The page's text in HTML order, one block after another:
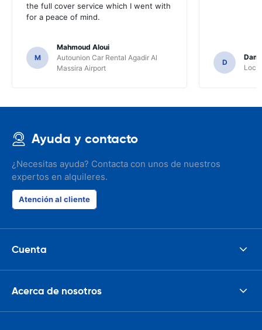
the full cover service which I went with
for a peace of mind.
M
Mahmoud Aloui
Autounion Car Rental Agadir Al
Massira Airport
D
Ayuda y contacto
¿Necesitas ayuda? Contacta con unos de nuestros
expertos en alquileres.
Atención al cliente
Cuenta
Acerca de nosotros